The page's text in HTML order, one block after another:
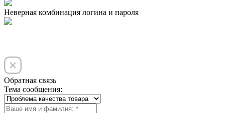
Неверная комбинация логина и пароля
Обратная связь
Тема сообщения: